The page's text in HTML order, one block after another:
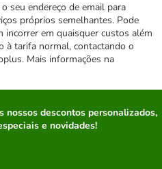
seu endereço de email para
próprios semelhantes. Pode
em quaisquer custos além
à tarifa normal, contactando o
Mais informações na
nossos descontos personalizados,
e novidades!